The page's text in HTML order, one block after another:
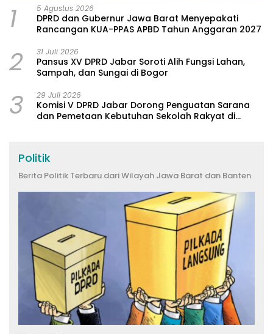
1 5 Agustus 2026
DPRD dan Gubernur Jawa Barat Menyepakati
Rancangan KUA-PPAS APBD Tahun Anggaran 2027
2 31 Juli 2026
Pansus XV DPRD Jabar Soroti Alih Fungsi Lahan,
Sampah, dan Sungai di Bogor
3 29 Juli 2026
Komisi V DPRD Jabar Dorong Penguatan Sarana
dan Pemetaan Kebutuhan Sekolah Rakyat di
Politik
Berita Politik Terbaru dari Wilayah Jawa Barat dan Banten